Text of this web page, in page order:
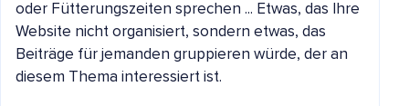
oder Fütterungszeiten sprechen ... Etwas, das Ihre
Website nicht organisiert, sondern etwas, das
Beiträge für jemanden gruppieren würde, der an
diesem Thema interessiert ist.